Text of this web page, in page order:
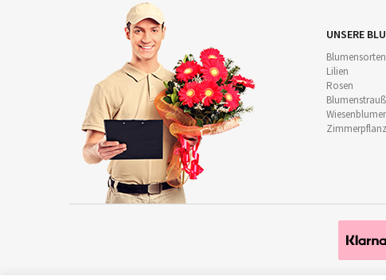
UNSERE
Blumensorten
Lilien
Rosen
Blumenstrauß